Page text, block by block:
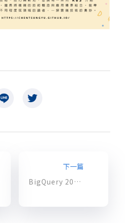
下一篇
BigQuery 2023 最新價格大公開： 更靈活、高效的雲端分析工具，協助企業擁抱數據驅動的未來！